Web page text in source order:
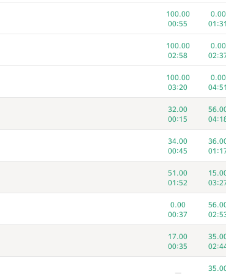
100.00
00:55
0.00
01:31
100.00
02:58
0.00
100.00
03:20
0.00
04:51
32.00
00:15
34.00
00:45
51.00
01:52
0.00
00:37
17.00
00:35
100.00
00:18
100.00
04:29
100.00
00:46
56.00
100.00
03:43
100.00
03:05
100.00
01:40
100.00
03:22
100.00
00:24
56.00
100.00
00:17
100.00
100.00
00:15
56.00
03:30
100.00
00:29
35.00
01:13
56.00